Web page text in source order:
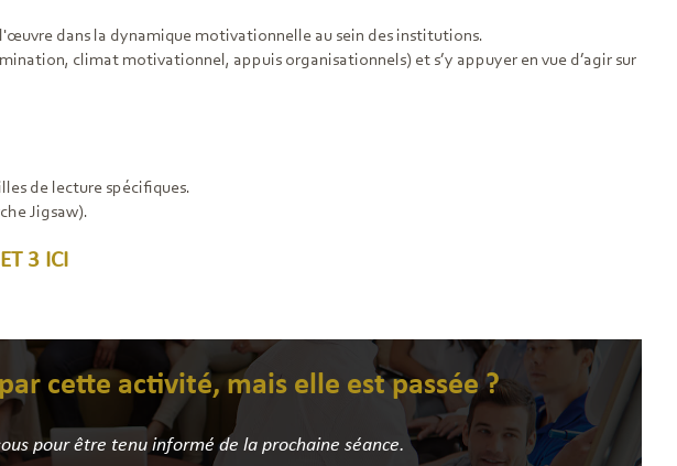
dans la dynamique motivationnelle au sein des institutions.
climat motivationnel, appuis organisationnels) et s’y appuyer en vue d’agir sur
de lecture spécifiques.
Jigsaw).
3 ICI
cette activité, mais elle est passée ?
pour être tenu informé de la prochaine séance.